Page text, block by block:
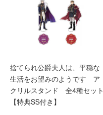
捨てられ公爵夫人は、平穏な
生活をお望みのようです ア
クリルスタンド 全4種セット
【特典SS付き】